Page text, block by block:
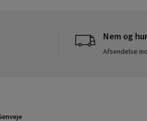
Nem og
Afsendelse